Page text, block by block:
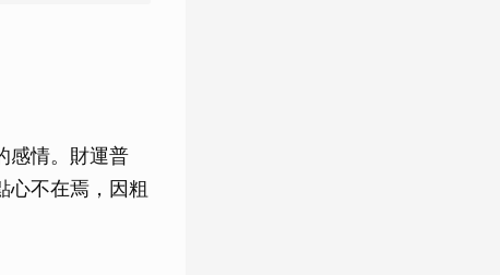
感情。財運普
心不在焉，因粗